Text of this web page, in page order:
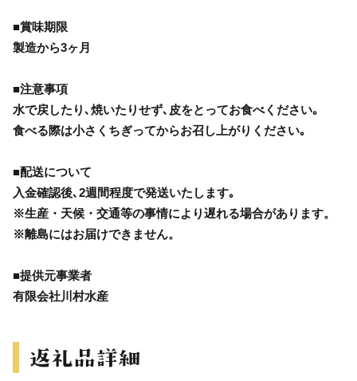
■賞味期限
製造から3ヶ月
■注意事項
水で戻したり､焼いたりせず､皮をとってお食べください｡
食べる際は小さくちぎってからお召し上がりください｡
■配送について
入金確認後､2週間程度で発送いたします｡
※生産・天候・交通等の事情により遅れる場合があります。
※離島にはお届けできません。
■提供元事業者
有限会社川村水産